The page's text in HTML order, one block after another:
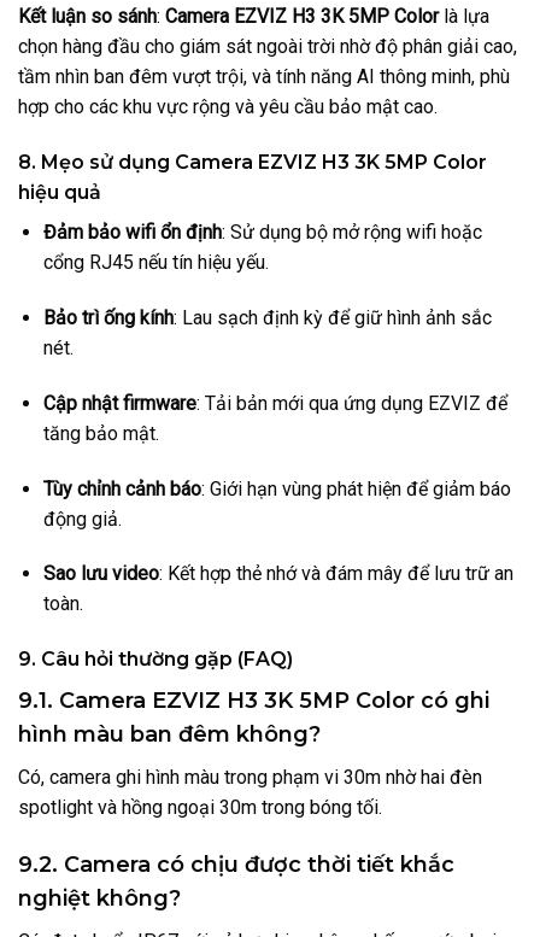
Kết luận so sánh: Camera EZVIZ H3 3K 5MP Colorlà lựa
chọn hàng đầu cho giám sát ngoài trời nhờ độ phân giải cao,
tầm nhìn ban đêm vượt trội, và tính năng AI thông minh, phù
hợp cho các khu vực rộng và yêu cầu bảo mật cao.
8. Mẹo sử dụng Camera EZVIZ H3 3K 5MP Color
hiệu quả
Đảm bảo wifi ổn định: Sử dụng bộ mở rộng wifi hoặc
cổng RJ45 nếu tín hiệu yếu.
Bảo trì ống kính: Lau sạch định kỳ để giữ hình ảnh sắc
nét.
Cập nhật firmware: Tải bản mới qua ứng dụng EZVIZ để
tăng bảo mật.
Tùy chỉnh cảnh báo: Giới hạn vùng phát hiện để giảm báo
động giả.
Sao lưu video: Kết hợp thẻ nhớ và đám mây để lưu trữ an
toàn.
9. Câu hỏi thường gặp (FAQ)
9.1. Camera EZVIZ H3 3K 5MP Color có ghi
hình màu ban đêm không?
Có, camera ghi hình màu trong phạm vi 30m nhờ hai đèn
spotlight và hồng ngoại 30m trong bóng tối.
9.2. Camera có chịu được thời tiết khắc
nghiệt không?